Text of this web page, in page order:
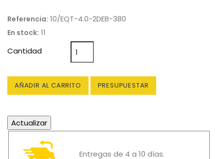
Referencia: 10/EQT-4.0-2DEB-380
En stock: 11
Cantidad
AÑADIR AL CARRITO PRESUPUESTAR
Entregas de 4 a 10 días.